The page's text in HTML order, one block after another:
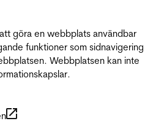
göra en webbplats användbar
funktioner som
Webbplatsen kan inte